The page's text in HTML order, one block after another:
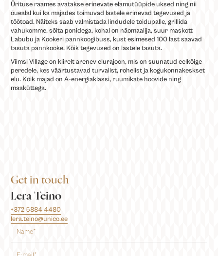
Ürituse raames avatakse erinevate elamutüüpide uksed ning nii
õuealal kui ka majades toimuvad lastele erinevad tegevused ja
töötoad. Näiteks saab valmistada lindudele toidupalle, grillida
vahukomme, sõita ponidega, kohal on näomaalija, suur maskott
Labubu ja Kookeri pannkoogibuss, kust esimesed 100 last saavad
tasuta pannkooke. Kõik tegevused on lastele tasuta.
Viimsi Village on kiirelt arenev elurajoon, mis on suunatud eelkõige
peredele, kes väärtustavad turvalist, rohelist ja kogukonnakeskset
elu. Kõik majad on A-energiaklassi, ruumikate hoovide ning
maaküttega.
Get in touch
Lera Teino
+372 5884 4480
lera.teino@unico.ee